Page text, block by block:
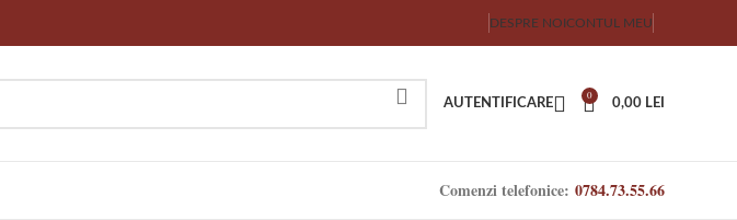
DESPRE NOICONTUL MEU
AUTENTIFICARE
0
0,00 LEI
Comenzi telefonice: 0784.73.55.66